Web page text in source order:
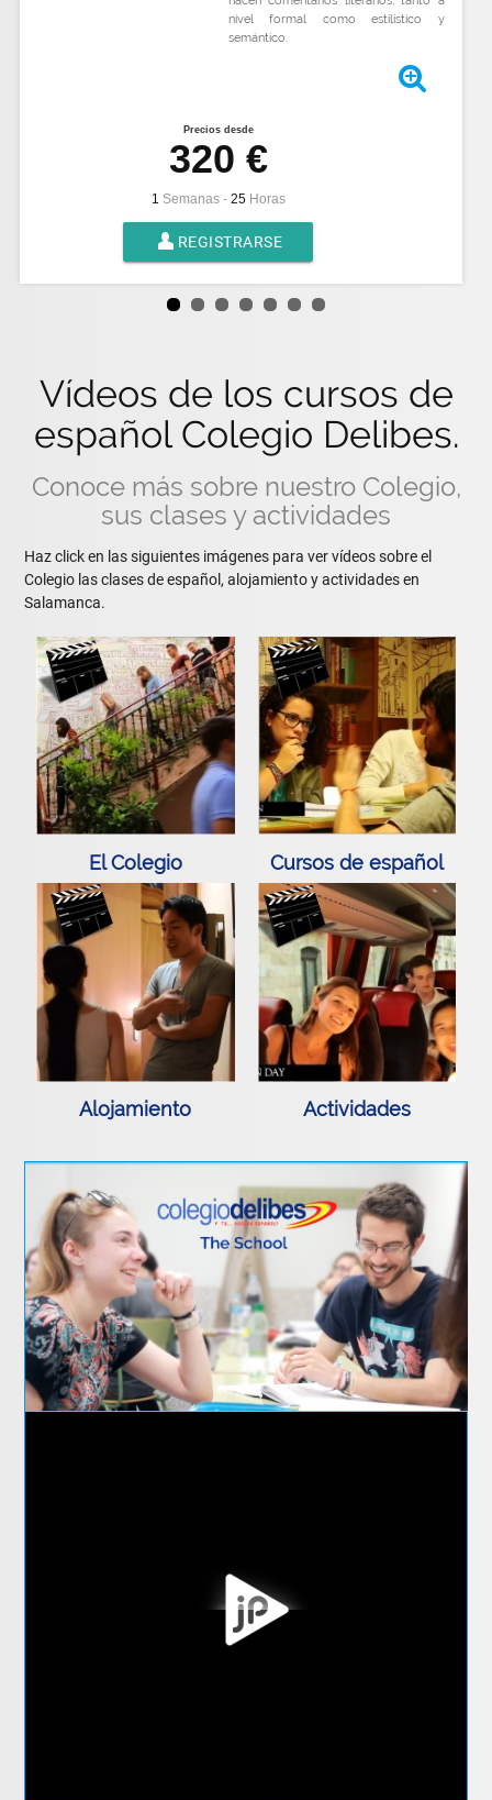
nivel formal como estilístico y
semántico.
^
Precios desde
320 €
1 Semanas - 25Horas
Q REGISTRARSE
Vídeos de los cursos de
español Colegio Delibes.
Conoce más sobre nuestro Colegio,
sus clases y actividades
Haz click en las siguientes imágenes para ver vídeos sobre el
Colegio las clases de español, alojamiento y actividades en
Salamanca.
El Colegio Cursos de español
Alojamiento Actividades